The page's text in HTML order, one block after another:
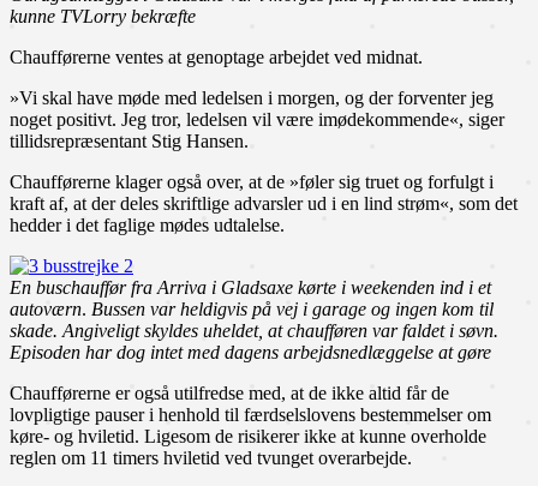
kunne TVLorry bekræfte
Chaufførerne ventes at genoptage arbejdet ved midnat.
»Vi skal have møde med ledelsen i morgen, og der forventer jeg
noget positivt. Jeg tror, ledelsen vil være imødekommende«, siger
tillidsrepræsentant Stig Hansen.
Chaufførerne klager også over, at de »føler sig truet og forfulgt i
kraft af, at der deles skriftlige advarsler ud i en lind strøm«, som det
hedder i det faglige mødes udtalelse.
En buschauffør fra Arriva i Gladsaxe kørte i weekenden ind i et
autoværn. Bussen var heldigvis på vej i garage og ingen kom til
skade. Angiveligt skyldes uheldet, at chaufføren var faldet i søvn.
Episoden har dog intet med dagens arbejdsnedlæggelse at gøre
Chaufførerne er også utilfredse med, at de ikke altid får de
lovpligtige pauser i henhold til færdselslovens bestemmelser om
køre- og hviletid. Ligesom de risikerer ikke at kunne overholde
reglen om 11 timers hviletid ved tvunget overarbejde.